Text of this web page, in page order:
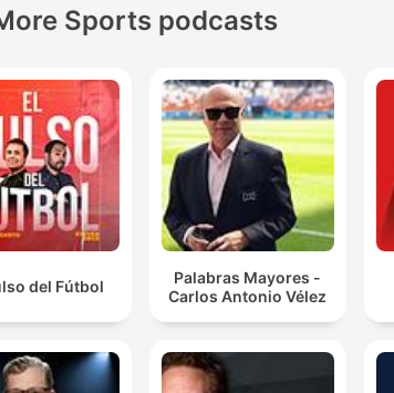
Sports podcasts
del Fútbol
Palabras Mayores -
Carlos Antonio Vélez